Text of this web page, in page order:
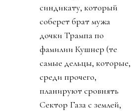
синдикату, который
соберет брат мужа
дочки Трампа по
фамилии Кушнер (те
самые дельцы, которые,
среди прочего,
планируют сровнять
Сектор Газа с землей,